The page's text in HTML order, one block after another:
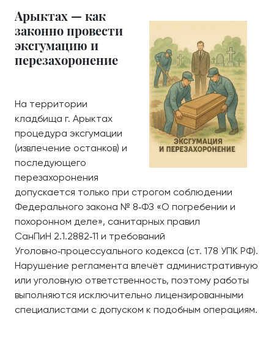
Арыктах — как
законно провести
эксгумацию и
перезахоронение
На территории
кладбища г. Арыктах
процедура эксгумации
(извлечение останков) и
последующего
перезахоронения
допускается только при строгом соблюдении
Федерального закона № 8‑ФЗ «О погребении и
похоронном деле», санитарных правил
СанПиН 2.1.2882‑11 и требований
Уголовно‑процессуального кодекса (ст. 178 УПК РФ).
Нарушение регламента влечёт административную
или уголовную ответственность, поэтому работы
выполняются исключительно лицензированными
специалистами с допуском к подобным операциям.